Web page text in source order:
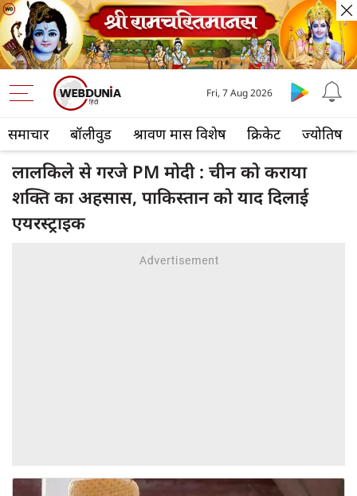
समाचार बॉलीवुड श्रावण मास विशेष क्रिकेट ज्योतिष
Fri, 7 Aug 2026
लालकिले से गरजे PM मोदी : चीन को कराया
शक्ति का अहसास, पाकिस्तान को याद दिलाई
एयरस्ट्राइक